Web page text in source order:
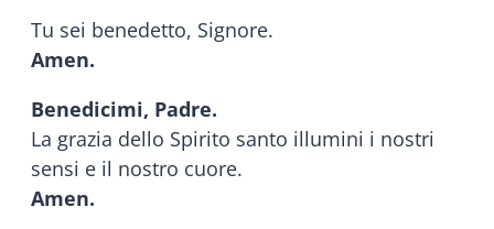
Tu sei benedetto, Signore.
Amen.
Benedicimi, Padre.
La grazia dello Spirito santo illumini i nostri
sensi e il nostro cuore.
Amen.